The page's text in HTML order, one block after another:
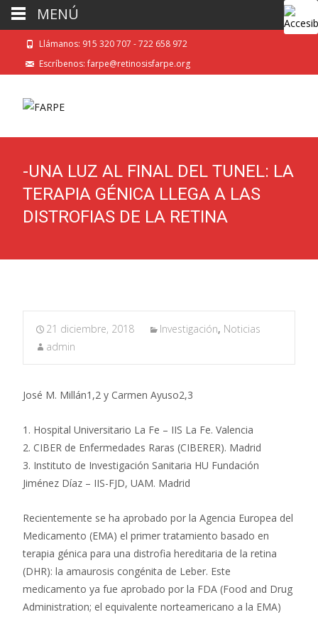
Llámanos: 915 320 707 - 722 658 972
Escríbenos: farpe@retinosisfarpe.org
-UNA LUZ AL FINAL DEL TUNEL: LA
TERAPIA GÉNICA LLEGA A LAS
DISTROFIAS DE LA RETINA
21 diciembre, 2018 Investigación, Noticias
admin
José M. Millán1,2 y Carmen Ayuso2,3
1. Hospital Universitario La Fe – IIS La Fe. Valencia
2. CIBER de Enfermedades Raras (CIBERER). Madrid
3. Instituto de Investigación Sanitaria HU Fundación
Jiménez Díaz – IIS-FJD, UAM. Madrid
Recientemente se ha aprobado por la Agencia Europea del
Medicamento (EMA) el primer tratamiento basado en
terapia génica para una distrofia hereditaria de la retina
(DHR): la amaurosis congénita de Leber. Este
medicamento ya fue aprobado por la FDA (Food and Drug
Administration; el equivalente norteamericano a la EMA)
MENÚ